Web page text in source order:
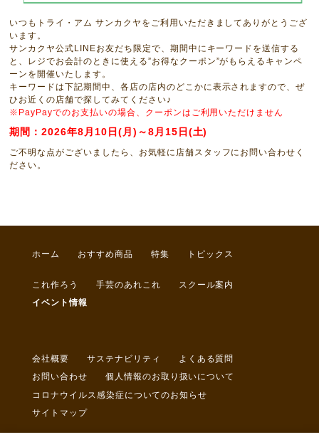
いつもトライ・アム サンカクヤをご利用いただきましてありがとうござ
います。
サンカクヤ公式LINEお友だち限定で、期間中にキーワードを送信する
と、レジでお会計のときに使える”お得なクーポン”がもらえるキャンペ
ーンを開催いたします。
キーワードは下記期間中、各店の店内のどこかに表示されますので、ぜ
ひお近くの店舗で探してみてください♪
※PayPayでのお支払いの場合、クーポンはご利用いただけません
期間：2026年8月10日(月)～8月15日(土)
ご不明な点がございましたら、お気軽に店舗スタッフにお問い合わせく
ださい。
ホーム おすすめ商品 特集 トピックス
これ作ろう 手芸のあれこれ
スクール案内
イベント情報
会社概要 サステナビリティ
よくある質問
お問い合わせ
個人情報のお取り扱いについて
コロナウイルス感染症についてのお知らせ
サイトマップ